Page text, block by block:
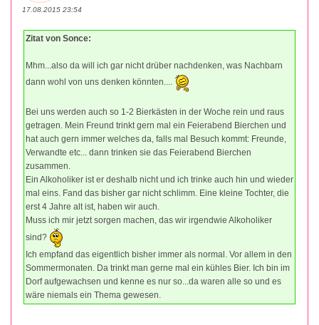
17.08.2015 23:54
Zitat von Sonce:
Mhm...also da will ich gar nicht drüber nachdenken, was Nachbarn
dann wohl von uns denken könnten....
Bei uns werden auch so 1-2 Bierkästen in der Woche rein und raus
getragen. Mein Freund trinkt gern mal ein Feierabend Bierchen und
hat auch gern immer welches da, falls mal Besuch kommt: Freunde,
Verwandte etc... dann trinken sie das Feierabend Bierchen
zusammen.
Ein Alkoholiker ist er deshalb nicht und ich trinke auch hin und wieder
mal eins. Fand das bisher gar nicht schlimm. Eine kleine Tochter, die
erst 4 Jahre alt ist, haben wir auch.
Muss ich mir jetzt sorgen machen, das wir irgendwie Alkoholiker
sind?
Ich empfand das eigentlich bisher immer als normal. Vor allem in den
Sommermonaten. Da trinkt man gerne mal ein kühles Bier. Ich bin im
Dorf aufgewachsen und kenne es nur so...da waren alle so und es
wäre niemals ein Thema gewesen.